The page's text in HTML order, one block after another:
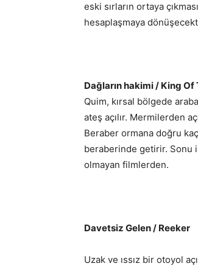
eski sırların ortaya
hesaplaşmaya
Dağların hakimi / King Of
Quim, kırsal bölgede
ateş açılır. Mermilerden
Beraber ormana doğru
beraberinde getirir. Sonu
olmayan filmlerden.
Davetsiz Gelen / Reeker
Uzak ve ıssız bir otoyol